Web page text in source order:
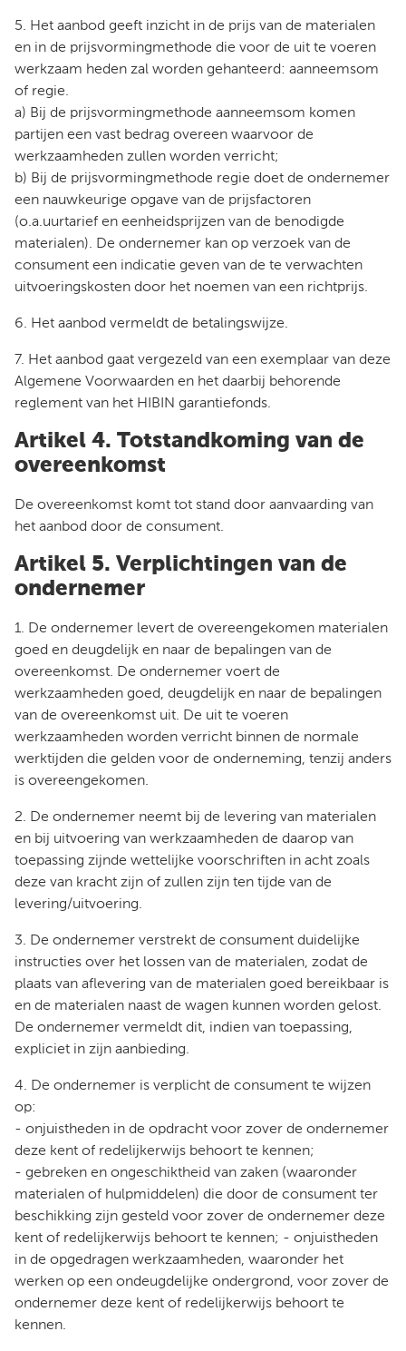
5. Het aanbod geeft inzicht in de prijs van de materialen
en in de prijsvormingmethode die voor de uit te voeren
werkzaam heden zal worden gehanteerd: aanneemsom
of regie.
a) Bij de prijsvormingmethode aanneemsom komen
partijen een vast bedrag overeen waarvoor de
werkzaamheden zullen worden verricht;
b) Bij de prijsvormingmethode regie doet de ondernemer
een nauwkeurige opgave van de prijsfactoren
(o.a.uurtarief en eenheidsprijzen van de benodigde
materialen). De ondernemer kan op verzoek van de
consument een indicatie geven van de te verwachten
uitvoeringskosten door het noemen van een richtprijs.
6. Het aanbod vermeldt de betalingswijze.
7. Het aanbod gaat vergezeld van een exemplaar van deze
Algemene Voorwaarden en het daarbij behorende
reglement van het HIBIN garantiefonds.
Artikel 4. Totstandkoming van de
overeenkomst
De overeenkomst komt tot stand door aanvaarding van
het aanbod door de consument.
Artikel 5. Verplichtingen van de
ondernemer
1. De ondernemer levert de overeengekomen materialen
goed en deugdelijk en naar de bepalingen van de
overeenkomst. De ondernemer voert de
werkzaamheden goed, deugdelijk en naar de bepalingen
van de overeenkomst uit. De uit te voeren
werkzaamheden worden verricht binnen de normale
werktijden die gelden voor de onderneming, tenzij anders
is overeengekomen.
2. De ondernemer neemt bij de levering van materialen
en bij uitvoering van werkzaamheden de daarop van
toepassing zijnde wettelijke voorschriften in acht zoals
deze van kracht zijn of zullen zijn ten tijde van de
levering/uitvoering.
3. De ondernemer verstrekt de consument duidelijke
instructies over het lossen van de materialen, zodat de
plaats van aflevering van de materialen goed bereikbaar is
en de materialen naast de wagen kunnen worden gelost.
De ondernemer vermeldt dit, indien van toepassing,
expliciet in zijn aanbieding.
4. De ondernemer is verplicht de consument te wijzen
op:
- onjuistheden in de opdracht voor zover de ondernemer
deze kent of redelijkerwijs behoort te kennen;
- gebreken en ongeschiktheid van zaken (waaronder
materialen of hulpmiddelen) die door de consument ter
beschikking zijn gesteld voor zover de ondernemer deze
kent of redelijkerwijs behoort te kennen; - onjuistheden
in de opgedragen werkzaamheden, waaronder het
werken op een ondeugdelijke ondergrond, voor zover de
ondernemer deze kent of redelijkerwijs behoort te
kennen.